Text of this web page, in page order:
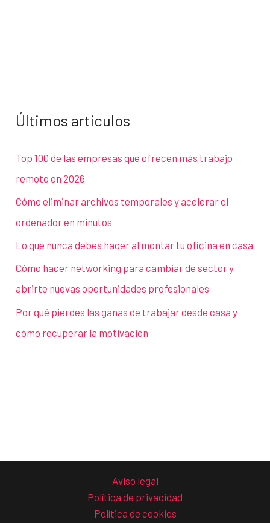
Últimos artículos
Top 100 de las empresas que ofrecen más trabajo
remoto en 2026
Cómo eliminar archivos temporales y acelerar el
ordenador en minutos
Lo que nunca debes hacer al montar tu oficina en casa
Cómo hacer networking para cambiar de sector y
abrirte nuevas oportunidades profesionales
Por qué pierdes las ganas de trabajar desde casa y
cómo recuperar la motivación
Aviso legal
Política de privacidad
Política de cookies